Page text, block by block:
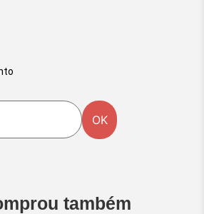
OK
também